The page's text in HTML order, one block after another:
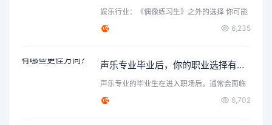
娱乐行业：《偶像练习生》之外的选择 你可能
首先想到了成为歌手…
6,235
声乐专业毕业后，你的职业选择有哪些更佳方向？
声乐专业的毕业生在进入职场后，通常会面临
各种各样的选择和机遇…
6,702